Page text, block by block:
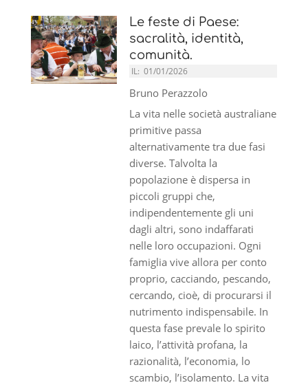
Le feste di Paese:
sacralità, identità,
comunità.
IL: 01/01/2026
Bruno Perazzolo
La vita nelle società australiane
primitive passa
alternativamente tra due fasi
diverse. Talvolta la
popolazione è dispersa in
piccoli gruppi che,
indipendentemente gli uni
dagli altri, sono indaffarati
nelle loro occupazioni. Ogni
famiglia vive allora per conto
proprio, cacciando, pescando,
cercando, cioè, di procurarsi il
nutrimento indispensabile. In
questa fase prevale lo spirito
laico, l’attività profana, la
razionalità, l’economia, lo
scambio, l’isolamento. La vita